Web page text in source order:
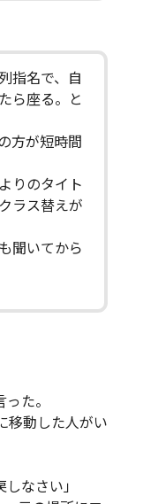
指名で、自
ら座る。と
方が短時間
りのタイト
ラス替えが
聞いてから
た。
移動した人がい
なさい」